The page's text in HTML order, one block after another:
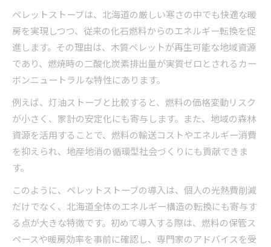
ペレットストーブは、北海道の厳しい寒さの中でも快適な暖
房を実現しつつ、従来の化石燃料からのエネルギー転換を促
進します。その理由は、木質ペレットが再生可能な地域資源
であり、燃焼時の二酸化炭素排出量が実質ゼロとされるカー
ボンニュートラルな特性にあります。
例えば、灯油ストーブと比較すると、燃料の価格変動リスク
が小さく、家計の安定化にも寄与します。また、地域の森林
資源を活用することで、燃料の輸送コストやエネルギー消費
を抑えられ、地産地消の循環型社会づくりにも貢献できま
す。
このように、ペレットストーブの導入は、個人の光熱費削減
だけでなく、北海道全体のエネルギー構造の転換にも寄与す
る点が大きな特徴です。初めて導入する際は、燃料の保管ス
ペースや暖房効率を事前に確認し、専門家のアドバイスを受